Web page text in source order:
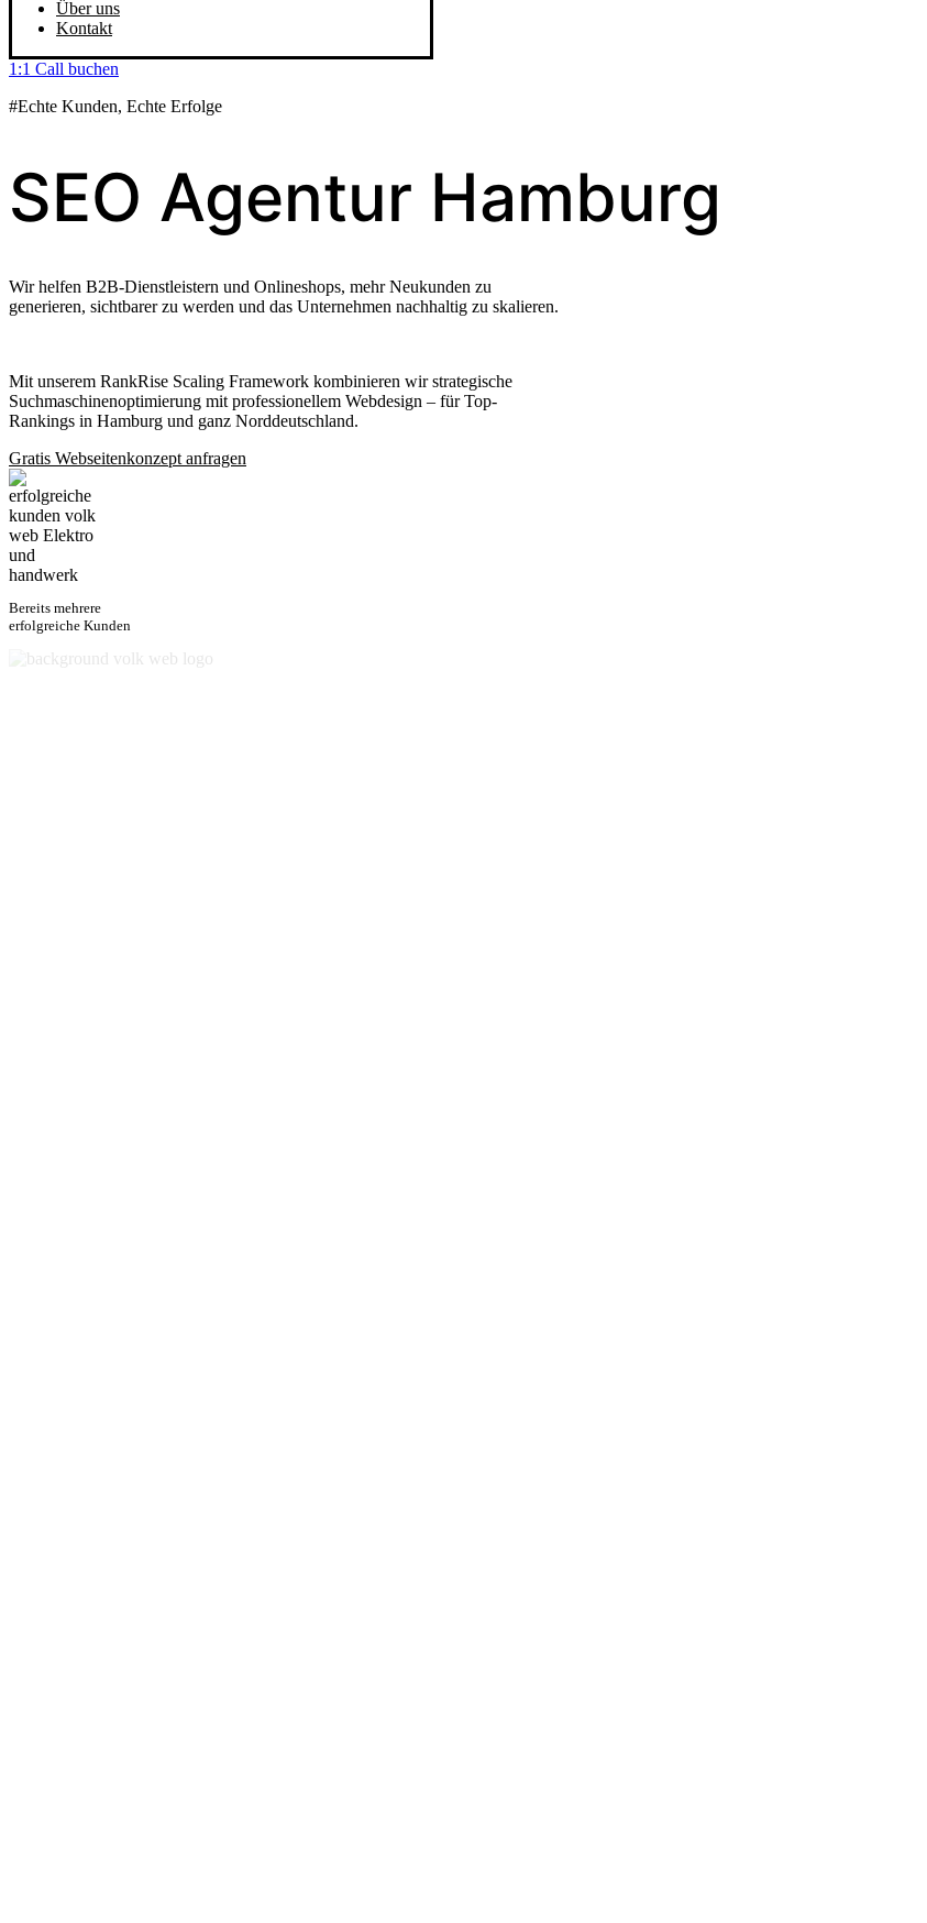
Über uns
Kontakt
1:1 Call buchen
#Echte Kunden, Echte Erfolge
SEO Agentur Hamburg
Wir helfen B2B-Dienstleistern und Onlineshops, mehr Neukunden zu
generieren, sichtbarer zu werden und das Unternehmen nachhaltig zu skalieren.
Mit unserem RankRise Scaling Framework kombinieren wir strategische
Suchmaschinenoptimierung mit professionellem Webdesign – für Top-
Rankings in Hamburg und ganz Norddeutschland.
Gratis Webseitenkonzept anfragen
Bereits mehrere
erfolgreiche Kunden